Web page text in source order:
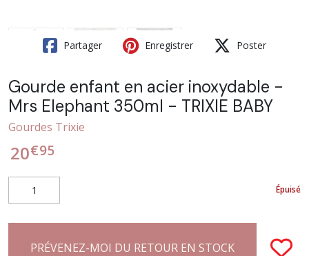
Partager Enregistrer Poster
Gourde enfant en acier inoxydable -
Mrs Elephant 350ml - TRIXIE BABY
Gourdes Trixie
20€95
Épuisé
PRÉVENEZ-MOI DU RETOUR EN STOCK